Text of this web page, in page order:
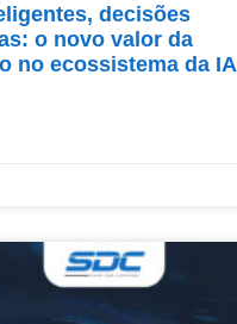
decisões
o novo valor da
no ecossistema da IA